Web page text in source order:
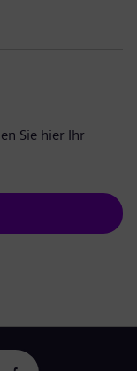
Sie hier Ihr